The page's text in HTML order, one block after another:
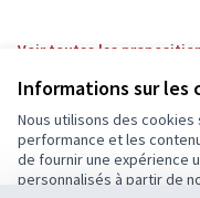
Informations sur les
Nous utilisons des
performance et les
de fournir une expérience
personnalisés à partir de
Voir toutes les
Conditions d'utilisation
Paramètres des cookies
Ecrivons Angers sur X
Ecrivons Angers sur